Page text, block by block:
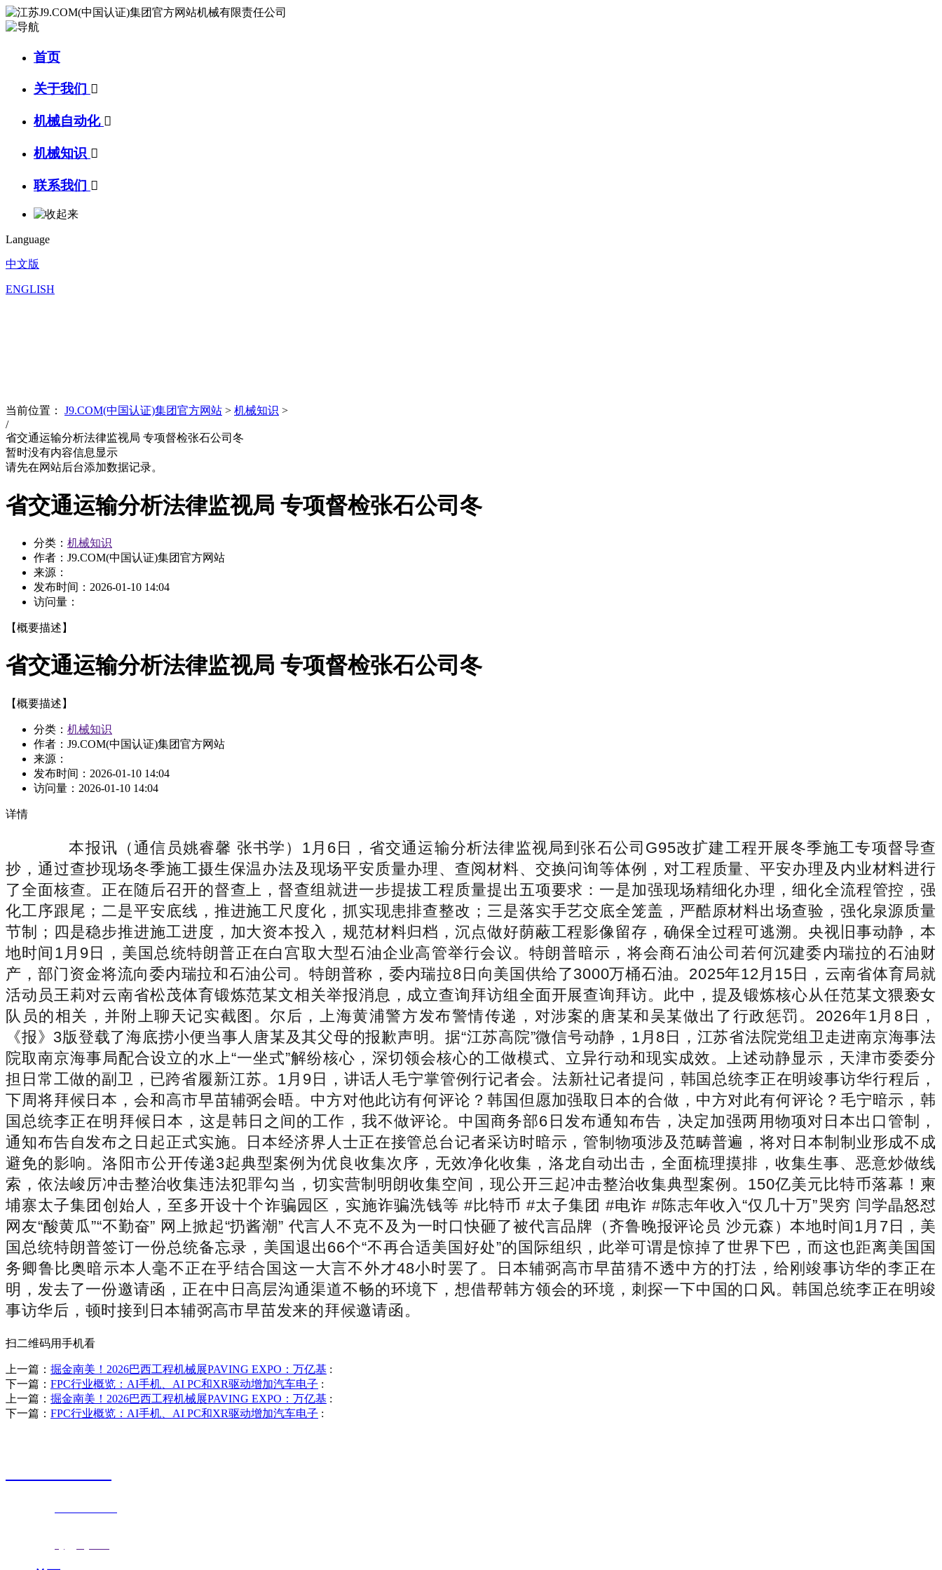
首页
关于我们 
机械自动化 
机械知识 
联系我们 
Language
中文版
ENGLISH
当前位置： J9.COM(中国认证)集团官方网站 > 机械知识 >
/
省交通运输分析法律监视局 专项督检张石公司冬
暂时没有内容信息显示
请先在网站后台添加数据记录。
省交通运输分析法律监视局 专项督检张石公司冬
分类： 机械知识
作者：J9.COM(中国认证)集团官方网站
来源：
发布时间： 2026-01-10 14:04
访问量：
【概要描述】
省交通运输分析法律监视局 专项督检张石公司冬
【概要描述】
分类： 机械知识
作者：J9.COM(中国认证)集团官方网站
来源：
发布时间： 2026-01-10 14:04
访问量： 2026-01-10 14:04
详情
本报讯（通信员姚睿馨 张书学）1月6日，省交通运输分析法律监视局到张石公司G95改扩建工程开展冬季施工专项督导查
抄，通过查抄现场冬季施工摄生保温办法及现场平安质量办理、查阅材料、交换问询等体例，对工程质量、平安办理及内业材料进行
了全面核查。正在随后召开的督查上，督查组就进一步提拔工程质量提出五项要求：一是加强现场精细化办理，细化全流程管控，强
化工序跟尾；二是平安底线，推进施工尺度化，抓实现患排查整改；三是落实手艺交底全笼盖，严酷原材料出场查验，强化泉源质量
节制；四是稳步推进施工进度，加大资本投入，规范材料归档，沉点做好荫蔽工程影像留存，确保全过程可逃溯。央视旧事动静，本
地时间1月9日，美国总统特朗普正在白宫取大型石油企业高管举行会议。特朗普暗示，将会商石油公司若何沉建委内瑞拉的石油财
产，部门资金将流向委内瑞拉和石油公司。特朗普称，委内瑞拉8日向美国供给了3000万桶石油。2025年12月15日，云南省体育局就
活动员王莉对云南省松茂体育锻炼范某文相关举报消息，成立查询拜访组全面开展查询拜访。此中，提及锻炼核心从任范某文猥亵女
队员的相关，并附上聊天记实截图。尔后，上海黄浦警方发布警情传递，对涉案的唐某和吴某做出了行政惩罚。2026年1月8日，
《报》3版登载了海底捞小便当事人唐某及其父母的报歉声明。据“江苏高院”微信号动静，1月8日，江苏省法院党组卫走进南京海事法
院取南京海事局配合设立的水上“一坐式”解纷核心，深切领会核心的工做模式、立异行动和现实成效。上述动静显示，天津市委委分
担日常工做的副卫，已跨省履新江苏。1月9日，讲话人毛宁掌管例行记者会。法新社记者提问，韩国总统李正在明竣事访华行程后，
下周将拜候日本，会和高市早苗辅弼会晤。中方对他此访有何评论？韩国但愿加强取日本的合做，中方对此有何评论？毛宁暗示，韩
国总统李正在明拜候日本，这是韩日之间的工作，我不做评论。中国商务部6日发布通知布告，决定加强两用物项对日本出口管制，
通知布告自发布之日起正式实施。日本经济界人士正在接管总台记者采访时暗示，管制物项涉及范畴普遍，将对日本制制业形成不成
避免的影响。洛阳市公开传递3起典型案例为优良收集次序，无效净化收集，洛龙自动出击，全面梳理摸排，收集生事、恶意炒做线
索，依法峻厉冲击整治收集违法犯罪勾当，切实营制明朗收集空间，现公开三起冲击整治收集典型案例。150亿美元比特币落幕！柬
埔寨太子集团创始人，至多开设十个诈骗园区，实施诈骗洗钱等 #比特币 #太子集团 #电诈 #陈志年收入“仅几十万”哭穷 闫学晶怒怼
网友“酸黄瓜”“不勤奋” 网上掀起“扔酱潮” 代言人不克不及为一时口快砸了被代言品牌（齐鲁晚报评论员 沙元森）本地时间1月7日，美
国总统特朗普签订一份总统备忘录，美国退出66个“不再合适美国好处”的国际组织，此举可谓是惊掉了世界下巴，而这也距离美国国
务卿鲁比奥暗示本人毫不正在乎结合国这一大言不外才48小时罢了。日本辅弼高市早苗猜不透中方的打法，给刚竣事访华的李正在
明，发去了一份邀请函，正在中日高层沟通渠道不畅的环境下，想借帮韩方领会的环境，刺探一下中国的口风。韩国总统李正在明竣
事访华后，顿时接到日本辅弼高市早苗发来的拜候邀请函。
扫二维码用手机看
上一篇： 掘金南美！2026巴西工程机械展PAVING EXPO：万亿基 :
下一篇： FPC行业概览：AI手机、AI PC和XR驱动增加汽车电子 :
上一篇： 掘金南美！2026巴西工程机械展PAVING EXPO：万亿基 :
下一篇： FPC行业概览：AI手机、AI PC和XR驱动增加汽车电子 :